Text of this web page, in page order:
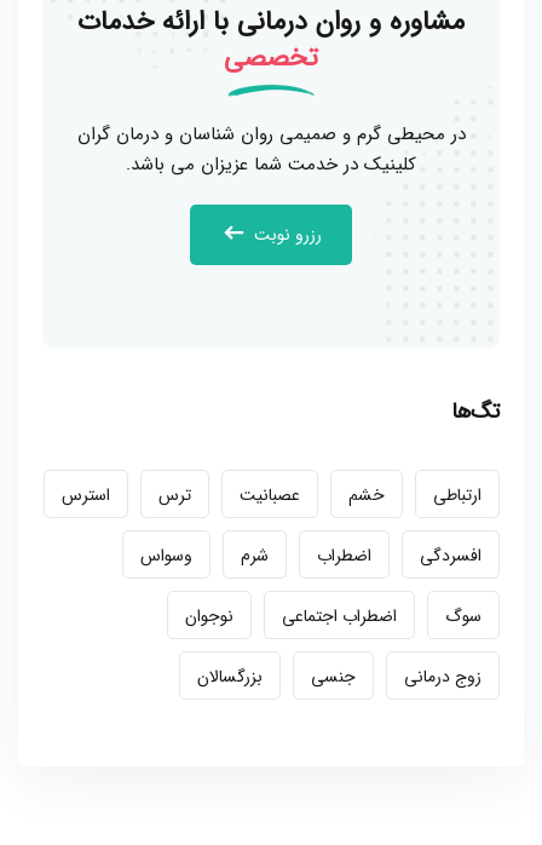
مشاوره و روان درمانی با ارائه خدمات
تخصصی
در محیطی گرم و صمیمی روان شناسان و درمان گران
کلینیک در خدمت شما عزیزان می باشد.
رزرو نوبت
تگ‌ها
ارتباطی خشم عصبانیت ترس استرس
افسردگی اضطراب شرم وسواس
سوگ اضطراب اجتماعی نوجوان
زوج درمانی جنسی بزرگسالان